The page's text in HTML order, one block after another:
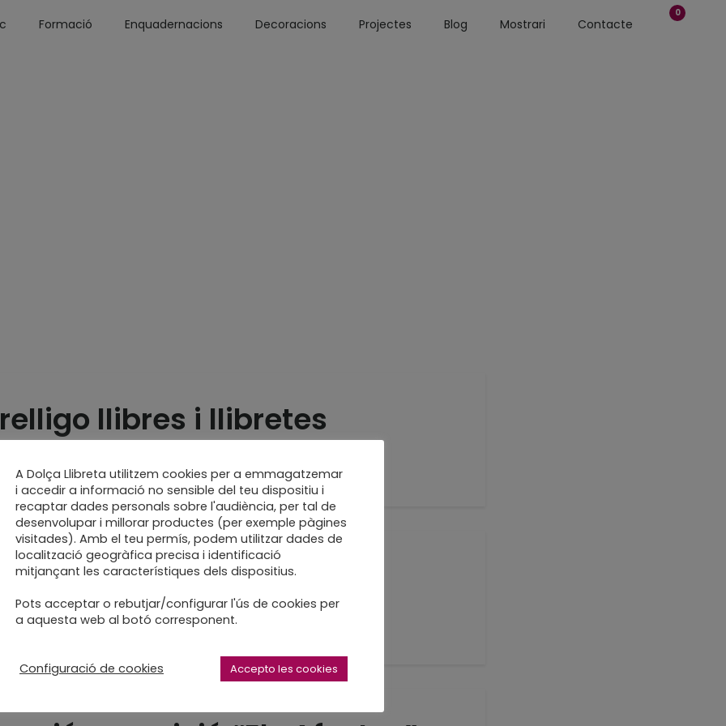
0
Formació Enquadernacions Decoracions Projectes Blog Mostrari Contacte
llibres i llibretes
paper, fil i agulla
A Dolça Llibreta utilitzem cookies per a emmagatzemar
i accedir a informació no sensible del teu dispositiu i
recaptar dades personals sobre l'audiència, per tal de
desenvolupar i millorar productes (per exemple pàgines
visitades). Amb el teu permís, podem utilitzar dades de
localització geogràfica precisa i identificació
mitjançant les característiques dels dispositius.
Pots acceptar o rebutjar/configurar l'ús de cookies per
a aquesta web al botó corresponent.
Configuració de cookies Accepto les cookies